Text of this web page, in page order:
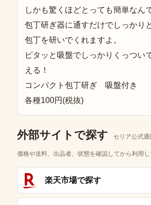
しかも驚くほどとっても簡単なん
包丁研ぎ器に通すだけでしっかり
包丁を研いでくれますよ。
ピタッと吸盤でしっかりくっつい
える！
コンパクト包丁研ぎ 吸盤付き
各種100円(税抜)
外部サイトで探す セリア公式通
価格や送料、出品者、状態を確認してから利用し
楽天市場で探す